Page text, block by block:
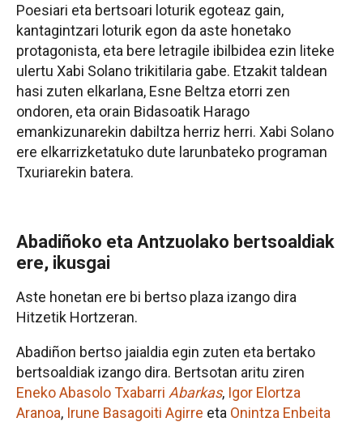
Poesiari eta bertsoari loturik egoteaz gain,
kantagintzari loturik egon da aste honetako
protagonista, eta bere letragile ibilbidea ezin liteke
ulertu Xabi Solano trikitilaria gabe. Etzakit taldean
hasi zuten elkarlana, Esne Beltza etorri zen
ondoren, eta orain Bidasoatik Harago
emankizunarekin dabiltza herriz herri. Xabi Solano
ere elkarrizketatuko dute larunbateko programan
Txuriarekin batera.
Abadiñoko eta Antzuolako bertsoaldiak
ere, ikusgai
Aste honetan ere bi bertso plaza izango dira
Hitzetik Hortzeran.
Abadiñon bertso jaialdia egin zuten eta bertako
bertsoaldiak izango dira. Bertsotan aritu ziren
Eneko Abasolo Txabarri Abarkas, Igor Elortza
Aranoa, Irune Basagoiti Agirre eta Onintza Enbeita